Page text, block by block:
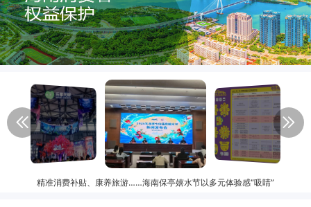
精准消费补贴、康养旅游……海南保亭嬉水节以多元体验感“吸睛”